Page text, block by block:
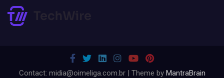
Contact: midia@oimeliga.com.br | Theme by MantraBrain